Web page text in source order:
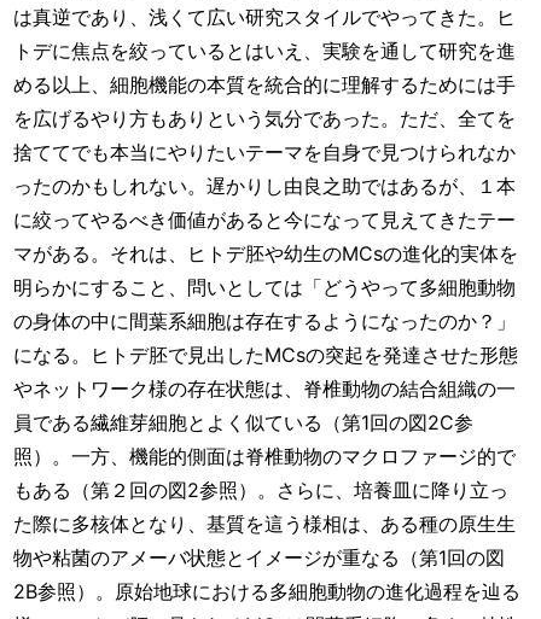
は真逆であり、浅くて広い研究スタイルでやってきた。ヒ
トデに焦点を絞っているとはいえ、実験を通して研究を進
める以上、細胞機能の本質を統合的に理解するためには手
を広げるやり方もありという気分であった。ただ、全てを
捨ててでも本当にやりたいテーマを自身で見つけられなか
ったのかもしれない。遅かりし由良之助ではあるが、１本
に絞ってやるべき価値があると今になって見えてきたテー
マがある。それは、ヒトデ胚や幼生のMCsの進化的実体を
明らかにすること、問いとしては「どうやって多細胞動物
の身体の中に間葉系細胞は存在するようになったのか？」
になる。ヒトデ胚で見出したMCsの突起を発達させた形態
やネットワーク様の存在状態は、脊椎動物の結合組織の一
員である繊維芽細胞とよく似ている（第1回の図2C参
照）。一方、機能的側面は脊椎動物のマクロファージ的で
もある（第２回の図2参照）。さらに、培養皿に降り立っ
た際に多核体となり、基質を這う様相は、ある種の原生生
物や粘菌のアメーバ状態とイメージが重なる（第1回の図
2B参照）。原始地球における多細胞動物の進化過程を辿る